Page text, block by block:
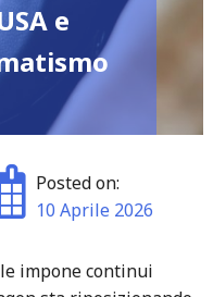
e
Posted on:
10 Aprile 2026
impone continui